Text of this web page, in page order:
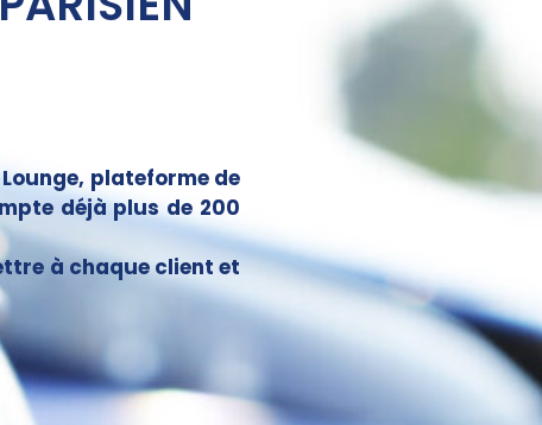
plateforme de
déjà plus de 200
à chaque client et